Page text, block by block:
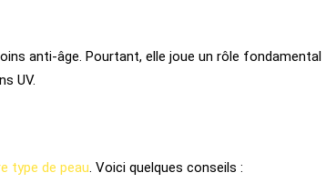
anti-âge. Pourtant, elle joue un rôle fondamental
UV.
type de peau. Voici quelques conseils :